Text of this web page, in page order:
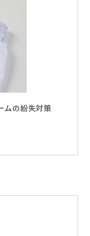
ムの紛失対策